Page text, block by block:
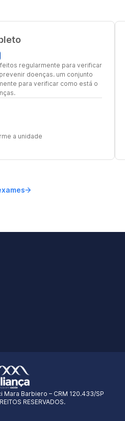
regularmente para verificar
doenças. um conjunto
para verificar como está o
a unidade
Mara Barbiero – CRM 120.433/SP
RESERVADOS.